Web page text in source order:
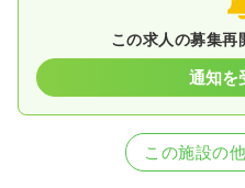
この求人の募集再
通知を
この施設の